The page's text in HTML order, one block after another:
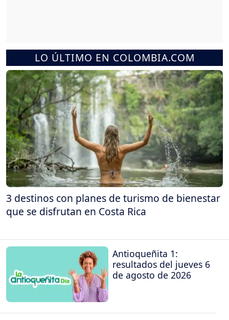
LO ÚLTIMO EN COLOMBIA.COM
3 destinos con planes de turismo de bienestar
que se disfrutan en Costa Rica
Antioqueñita 1:
resultados del jueves 6
de agosto de 2026